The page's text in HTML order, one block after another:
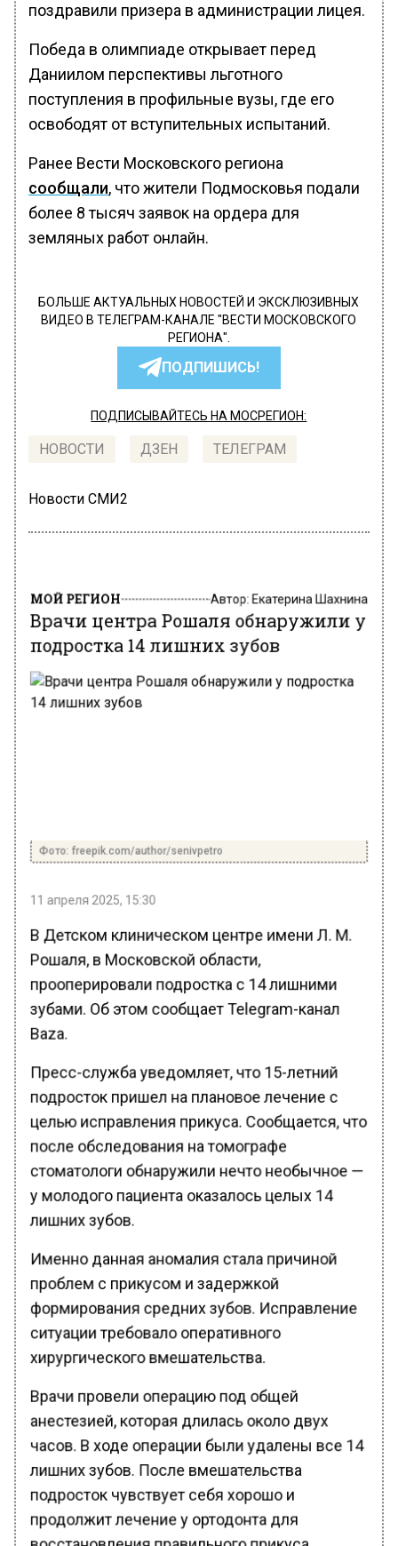
поздравили призера в администрации лицея.
Победа в олимпиаде открывает перед
Даниилом перспективы льготного
поступления в профильные вузы, где его
освободят от вступительных испытаний.
Ранее Вести Московского региона
сообщали, что жители Подмосковья подали
более 8 тысяч заявок на ордера для
земляных работ онлайн.
БОЛЬШЕ АКТУАЛЬНЫХ НОВОСТЕЙ И ЭКСКЛЮЗИВНЫХ
ВИДЕО В ТЕЛЕГРАМ-КАНАЛЕ "ВЕСТИ МОСКОВСКОГО
РЕГИОНА".
ПОДПИШИСЬ!
ПОДПИСЫВАЙТЕСЬ НА МОСРЕГИОН:
НОВОСТИ ДЗЕН ТЕЛЕГРАМ
Новости СМИ2
МОЙ РЕГИОН Автор:Екатерина Шахнина
Врачи центра Рошаля обнаружили у
подростка 14 лишних зубов
Фото: freepik.com/author/senivpetro
11 апреля 2025, 15:30
В Детском клиническом центре имени Л. М.
Рошаля, в Московской области,
прооперировали подростка с 14 лишними
зубами. Об этом сообщает Telegram-канал
Baza.
Пресс-служба уведомляет, что 15-летний
подросток пришел на плановое лечение с
целью исправления прикуса. Сообщается, что
после обследования на томографе
стоматологи обнаружили нечто необычное —
у молодого пациента оказалось целых 14
лишних зубов.
Именно данная аномалия стала причиной
проблем с прикусом и задержкой
формирования средних зубов. Исправление
ситуации требовало оперативного
хирургического вмешательства.
Врачи провели операцию под общей
анестезией, которая длилась около двух
часов. В ходе операции были удалены все 14
лишних зубов. После вмешательства
подросток чувствует себя хорошо и
продолжит лечение у ортодонта для